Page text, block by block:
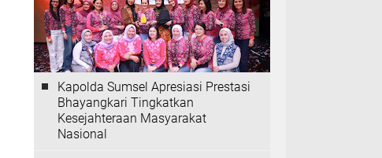
Kapolda Sumsel Apresiasi Prestasi
Bhayangkari Tingkatkan
Kesejahteraan Masyarakat
Nasional